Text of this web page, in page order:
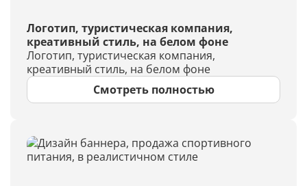
Логотип, туристическая компания,
креативный стиль, на белом фоне
Логотип, туристическая компания,
креативный стиль, на белом фоне
Смотреть полностью